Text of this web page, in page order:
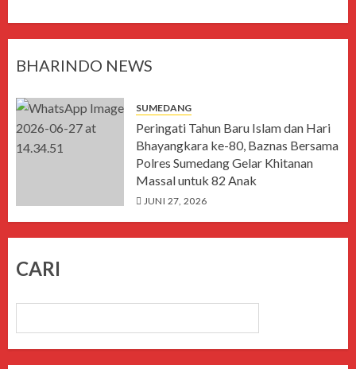
BHARINDO NEWS
SUMEDANG
Peringati Tahun Baru Islam dan Hari
Bhayangkara ke-80, Baznas Bersama
Polres Sumedang Gelar Khitanan
Massal untuk 82 Anak
JUNI 27, 2026
CARI